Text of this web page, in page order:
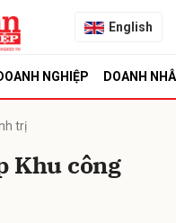
English
NGHIỆP DOANH
trị
Khu công